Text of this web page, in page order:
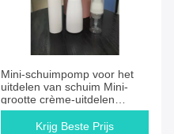
Mini-schuimpomp voor het
uitdelen van schuim Mini-
grootte crème-uitdelen
accessoire
Krijg Beste Prijs